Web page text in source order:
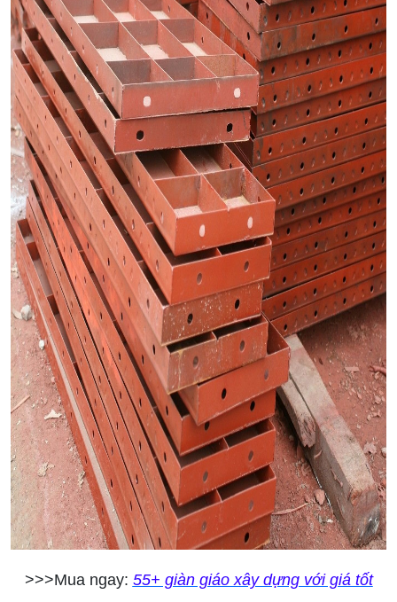
>>>Mua ngay: 55+ giàn giáo xây dựng với giá tốt